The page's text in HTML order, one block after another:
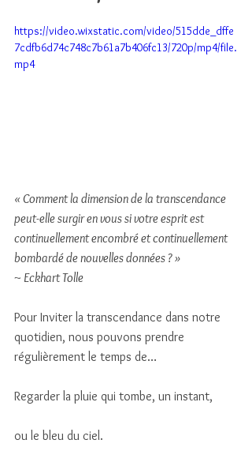
https://video.wixstatic.com/video/515dde_dffe
7cdfb6d74c748c7b61a7b406fc13/720p/mp4/file.
mp4
« Comment la dimension de la transcendance
peut-elle surgir en vous si votre esprit est
continuellement encombré et continuellement
bombardé de nouvelles données ? »
~ Eckhart Tolle
Pour Inviter la transcendance dans notre
quotidien, nous pouvons prendre
régulièrement le temps de…
Regarder la pluie qui tombe, un instant,
ou le bleu du ciel.